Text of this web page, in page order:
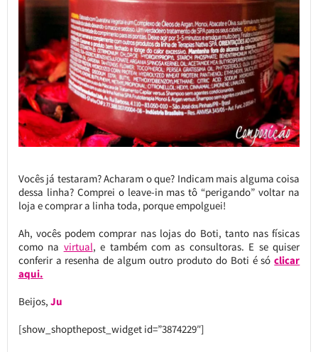
Vocês já testaram? Acharam o que? Indicam mais alguma coisa
dessa linha? Comprei o leave-in mas tô “perigando” voltar na
loja e comprar a linha toda, porque empolguei!
Ah, vocês podem comprar nas lojas do Boti, tanto nas físicas
como na virtual, e também com as consultoras. E se quiser
conferir a resenha de algum outro produto do Boti é sóclicar
aqui.
Beijos, Ju
[show_shopthepost_widget id=”3874229″]